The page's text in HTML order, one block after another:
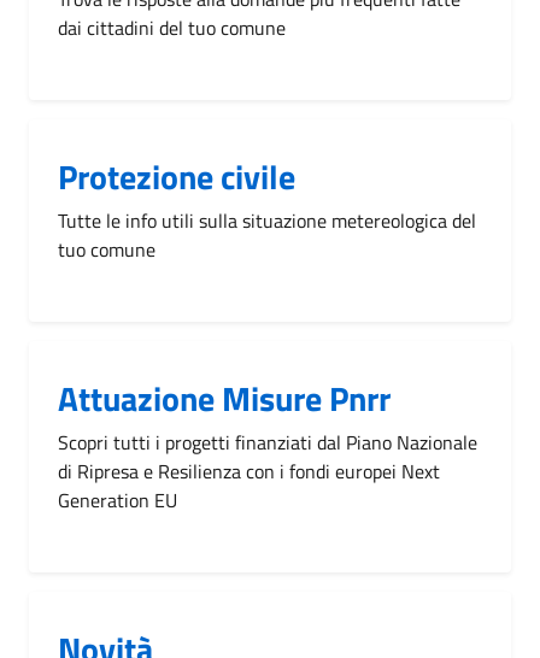
dai cittadini del tuo comune
Protezione civile
Tutte le info utili sulla situazione metereologica del
tuo comune
Attuazione Misure Pnrr
Scopri tutti i progetti finanziati dal Piano Nazionale
di Ripresa e Resilienza con i fondi europei Next
Generation EU